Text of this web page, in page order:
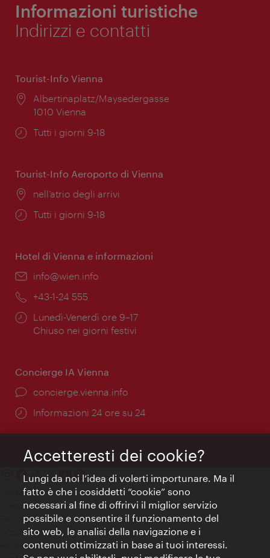
Informazioni turistiche
Indirizzi e contatti
Tourist-Info Vienna
Posizione:
Albertinaplatz/Maysedergasse
1010 Vienna
Orari
Tutti i giorni 9-18
Tourist-Info Aeroporto di Vienna
Posizione:
nell’atrio degli arrivi
Orari
Tutti i giorni 9-18
Hotel di Vienna e informazioni
Email:
info@wien.info
Telefono:
+43-1-24 555
Orari
di
Lunedì-Venerdì ore 9–17
Chiuso nei giorni festivi
Concierge IA Vienna
Ort:
concierge.vienna.info
Öffnungszeiten:
Informazioni 24 ore su 24
Contatti
Colophon
Dichiarazione sulla protezione dei dati
Terms of Use
Accessibilità
Accetteresti dei cookie?
Lungi da noi l’idea di volerti importunare. Ma il
fatto è che i cosiddetti “cookie” sono
necessari al fine di offrirvi il miglior servizio
possibile e consentire il funzionamento del
sito web, le analisi della navigazione e i
contenuti ottimizzati in base ai tuoi interessi.